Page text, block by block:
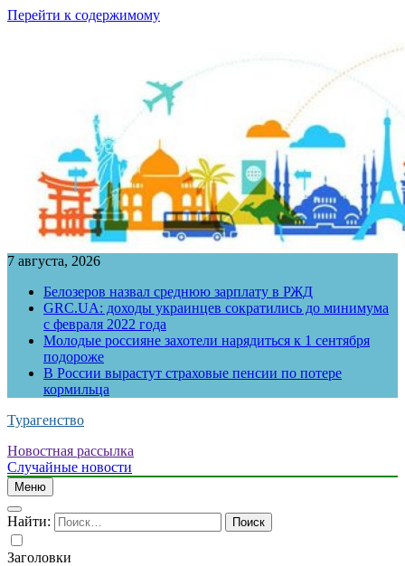
Перейти к содержимому
7 августа, 2026
Белозеров назвал среднюю зарплату в РЖД
GRC.UA: доходы украинцев сократились до минимума
с февраля 2022 года
Молодые россияне захотели нарядиться к 1 сентября
подороже
В России вырастут страховые пенсии по потере
кормильца
Турагенство
Новостная рассылка
Случайные новости
Меню
Найти:
Заголовки